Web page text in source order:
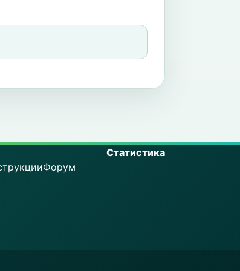
Форум
Статистика